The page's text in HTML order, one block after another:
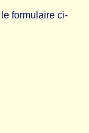
formulaire ci-